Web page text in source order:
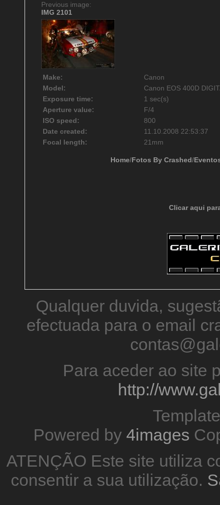
Previous image:
IMG 2101
Make:
Canon
Model:
Canon EOS 400D
Exposure time:
1 sec(s)
Aperture value:
F/4
ISO speed:
800
Date created:
11.10.2008 22:53:37
Focal length:
21mm
Home/Fotos By Crashed/
Clicar aqui
Qualquer duvida,
efectuada para o email
Para aceder ao site
http://
Powered by 4images
ATENÇÃO Este site utiliza
consentir a sua utilização.